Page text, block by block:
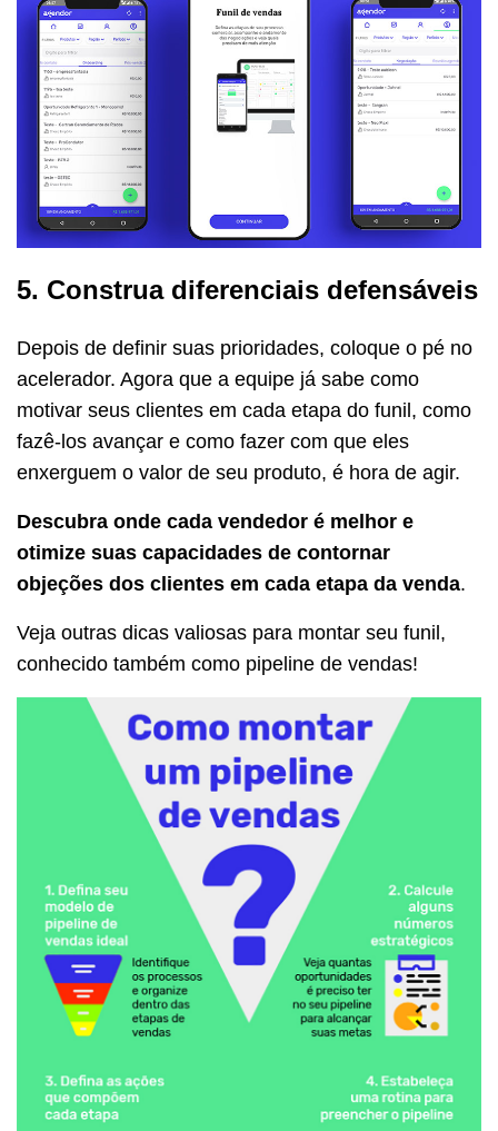
5. Construa diferenciais defensáveis
Depois de definir suas prioridades, coloque o pé no
acelerador. Agora que a equipe já sabe como
motivar seus clientes em cada etapa do funil, como
fazê-los avançar e como fazer com que eles
enxerguem o valor de seu produto, é hora de agir.
Descubra onde cada vendedor é melhor e
otimize suas capacidades de contornar
objeções dos clientes em cada etapa da venda.
Veja outras dicas valiosas para montar seu funil,
conhecido também como pipeline de vendas!